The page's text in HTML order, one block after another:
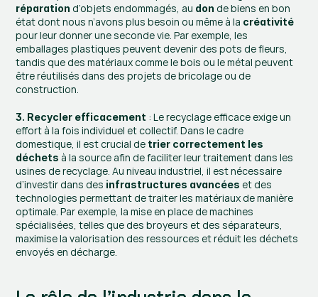
réparation d’objets endommagés, au don de biens en bon
état dont nous n’avons plus besoin ou même à la créativité
pour leur donner une seconde vie. Par exemple, les
emballages plastiques peuvent devenir des pots de fleurs,
tandis que des matériaux comme le bois ou le métal peuvent
être réutilisés dans des projets de bricolage ou de
construction.
3. Recycler efficacement : Le recyclage efficace exige un
effort à la fois individuel et collectif. Dans le cadre
domestique, il est crucial de trier correctement les
déchets à la source afin de faciliter leur traitement dans les
usines de recyclage. Au niveau industriel, il est nécessaire
d’investir dans des infrastructures avancées et des
technologies permettant de traiter les matériaux de manière
optimale. Par exemple, la mise en place de machines
spécialisées, telles que des broyeurs et des séparateurs,
maximise la valorisation des ressources et réduit les déchets
envoyés en décharge.